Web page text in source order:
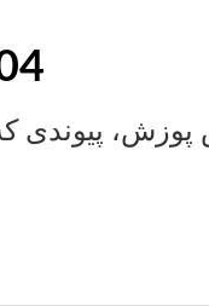
404،
پیوندی